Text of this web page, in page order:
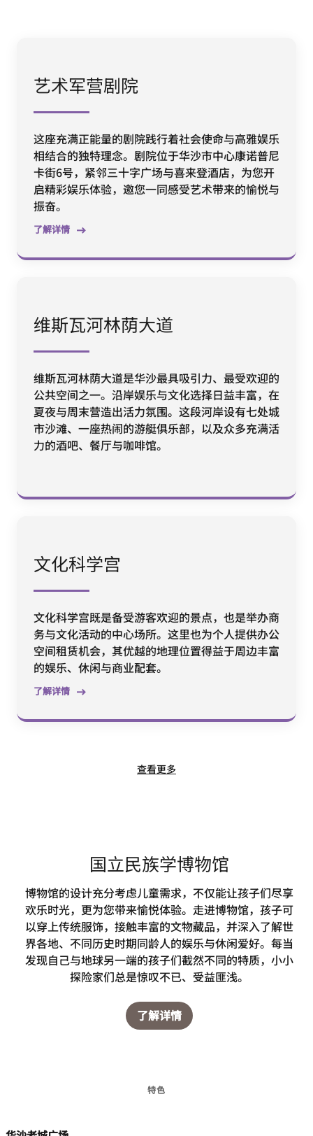
艺术军营剧院
这座充满正能量的剧院践行着社会使命与高雅娱乐
相结合的独特理念。剧院位于华沙市中心康诺普尼
卡街6号，紧邻三十字广场与喜来登酒店，为您开
启精彩娱乐体验，邀您一同感受艺术带来的愉悦与
振奋。
了解详情
维斯瓦河林荫大道
维斯瓦河林荫大道是华沙最具吸引力、最受欢迎的
公共空间之一。沿岸娱乐与文化选择日益丰富，在
夏夜与周末营造出活力氛围。这段河岸设有七处城
市沙滩、一座热闹的游艇俱乐部，以及众多充满活
力的酒吧、餐厅与咖啡馆。
文化科学宫
文化科学宫既是备受游客欢迎的景点，也是举办商
务与文化活动的中心场所。这里也为个人提供办公
空间租赁机会，其优越的地理位置得益于周边丰富
的娱乐、休闲与商业配套。
了解详情
查看更多
国立民族学博物馆
博物馆的设计充分考虑儿童需求，不仅能让孩子们尽享
欢乐时光，更为您带来愉悦体验。走进博物馆，孩子可
以穿上传统服饰，接触丰富的文物藏品，并深入了解世
界各地、不同历史时期同龄人的娱乐与休闲爱好。每当
发现自己与地球另一端的孩子们截然不同的特质，小小
探险家们总是惊叹不已、受益匪浅。
了解详情
特色